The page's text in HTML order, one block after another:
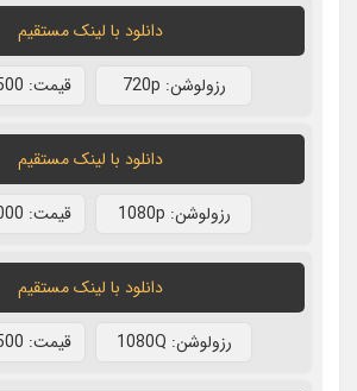
دانلود با لينک مستقيم
رزولوشن: 720p قيمت: 8500 تومان
دانلود با لينک مستقيم
رزولوشن: 1080p قيمت: 9000 تومان
دانلود با لينک مستقيم
رزولوشن: 1080Q قيمت: 9500 تومان